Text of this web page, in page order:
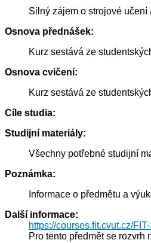
Silný zájem o strojové
Osnova přednášek:
Kurz sestává ze
Osnova cvičení:
Kurz sestává ze
Cíle studia:
Studijní materiály:
Všechny potřebné studijní
Poznámka:
Informace o předmětu a
Další informace:
https://courses.fit.cvut.cz/
Pro tento předmět se rozvrh